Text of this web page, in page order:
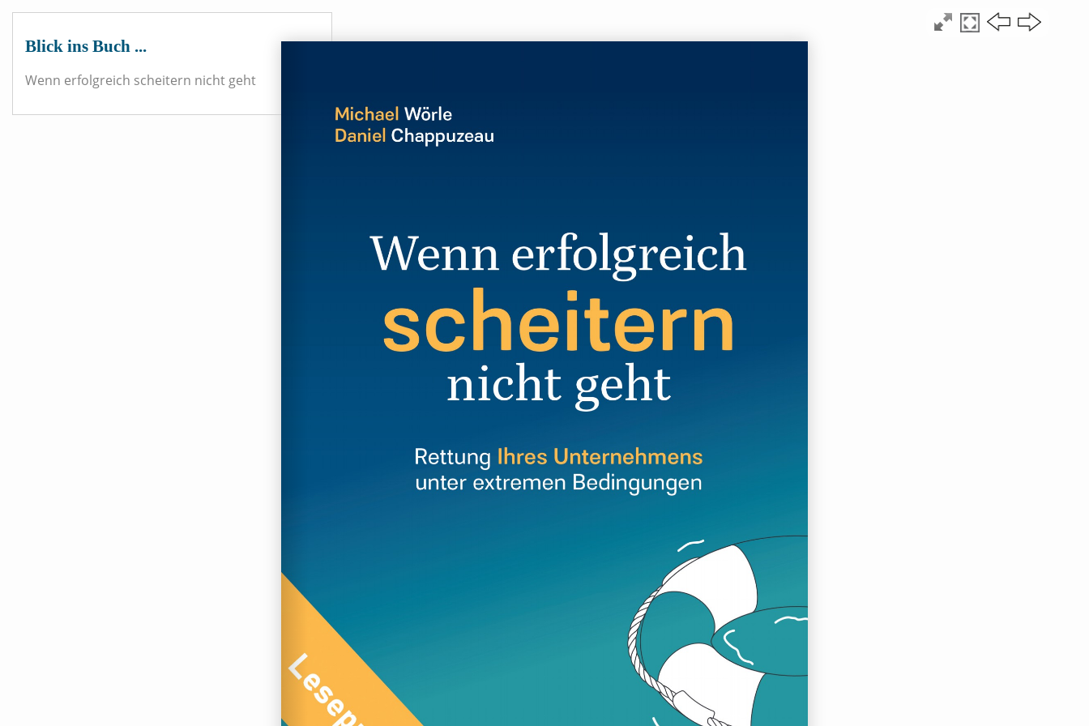
Blick ins Buch ...
Wenn erfolgreich scheitern nicht geht